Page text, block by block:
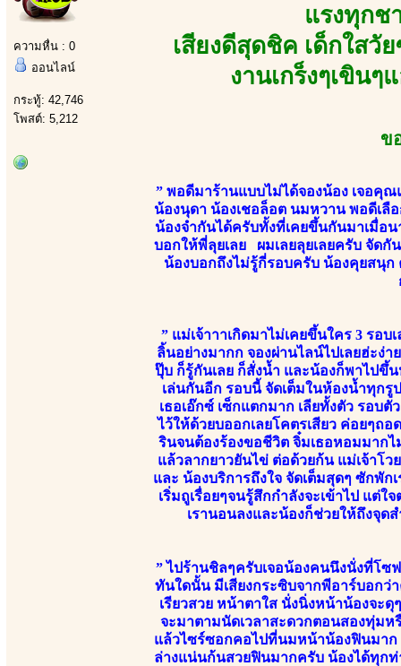
ความหื่น : 0
ออนไลน์
กระทู้: 42,746
โพสต์: 5,212
แรงทุกช
เสียงดีสุดชิค เด็กใสวั
งานเกร็งๆเขิน
ข
” พอดีมาร้านแบบไม่ได้จองน้อง เจอคุ
น้องนุดา น้องเชอล็อต นมหวาน พอดีเลื
น้องจำกันได้ครับทั้งที่เคยขึ้นกันมาเมื่อ
บอกให้พี่ลุยเลย ผมเลยลุยเลยครับ จัด
น้องบอกถึงไม่รู้กี่รอบครับ น้องคุยสนุ
” แม่เจ้าาาเกิดมาไม่เคยขึ้นใคร 3 รอ
ลิ้นอย่างมากก จองผ่านไลน์ไปเลยฮ่ะง่
ปุ๊บ ก็รู้กันเลย ก็สั่งน้ำ และน้องก็พาไปขึ้
เล่นกันอีก รอบนี้ จัดเต็มในห้องน้ำทุกรู
เธอเอ๊กซ์ เซ็กแตกมาก เลียทั้งตัว รอ
ไว้ให้ด้วยบออกเลยโคตรเสียว ค่อยๆถ
รินจนต้องร้องขอชีวิต จิ๋มเธอหอมมาก
แล้วลากยาวยันไข่ ต่อด้วยก้น แม่เจ้าโ
และ น้องบริการถึงใจ จัดเต็มสุดๆ ซักพัก
เริ่มถูเรื่อยๆจนรู้สึกกำลังจะเข้าไป แต่
เรานอนลงและน้องก็ช่วยให้ถึงจุดส
” ไปร้านชิลๆครับเจอน้องคนนึงนั่งที่โซ
ทันใดนั้น มีเสียงกระซิบจากพีอาร์บอกว่
เรียวสวย หน้าตาใส นั่งนิ่งหน้าน้องจะ
จะมาตามนัดเวลาสะดวกตอนสองทุ่มห
แล้วไซร์ซอกคอไปที่นมหน้าน้องฟินมาก
ล่างแน่นก้นสวยฟินมากครับ น้องได้ทุ